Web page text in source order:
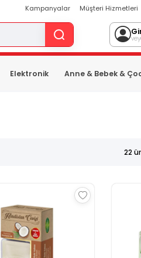
Kampanyalar Müşteri Hizmetleri
Elektronik Anne & Bebek &
22